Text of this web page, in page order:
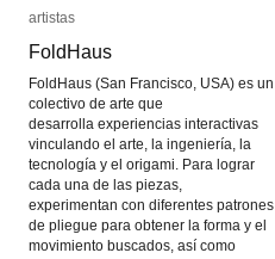
artistas
FoldHaus
FoldHaus (San Francisco, USA) es un
colectivo de arte que
desarrolla experiencias interactivas
vinculando el arte, la ingeniería, la
tecnología y el origami. Para lograr
cada una de las piezas,
experimentan con diferentes patrones
de pliegue para obtener la forma y el
movimiento buscados, así como
artistas
FoldHaus